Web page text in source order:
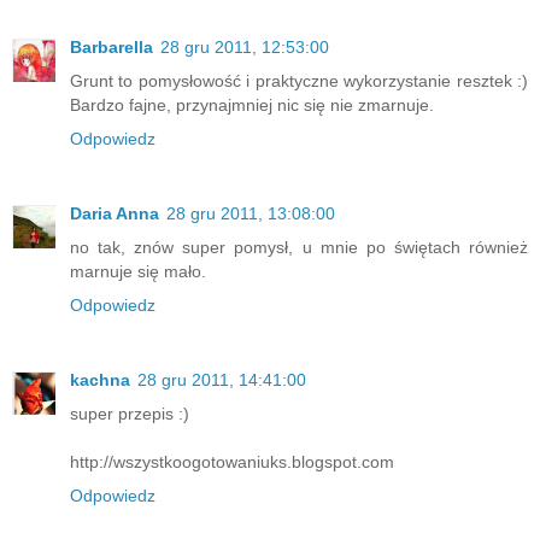
Barbarella 28 gru 2011, 12:53:00
Grunt to pomysłowość i praktyczne wykorzystanie resztek :)
Bardzo fajne, przynajmniej nic się nie zmarnuje.
Odpowiedz
Daria Anna 28 gru 2011, 13:08:00
no tak, znów super pomysł, u mnie po świętach również
marnuje się mało.
Odpowiedz
kachna 28 gru 2011, 14:41:00
super przepis :)
http://wszystkoogotowaniuks.blogspot.com
Odpowiedz